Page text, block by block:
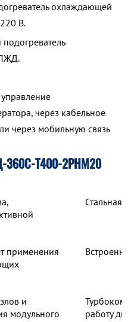
охлаждающей
В.
через кабельное
через мобильную связь
360С-Т400-2РНМ20
Стальная
применения
и
модульного
работу